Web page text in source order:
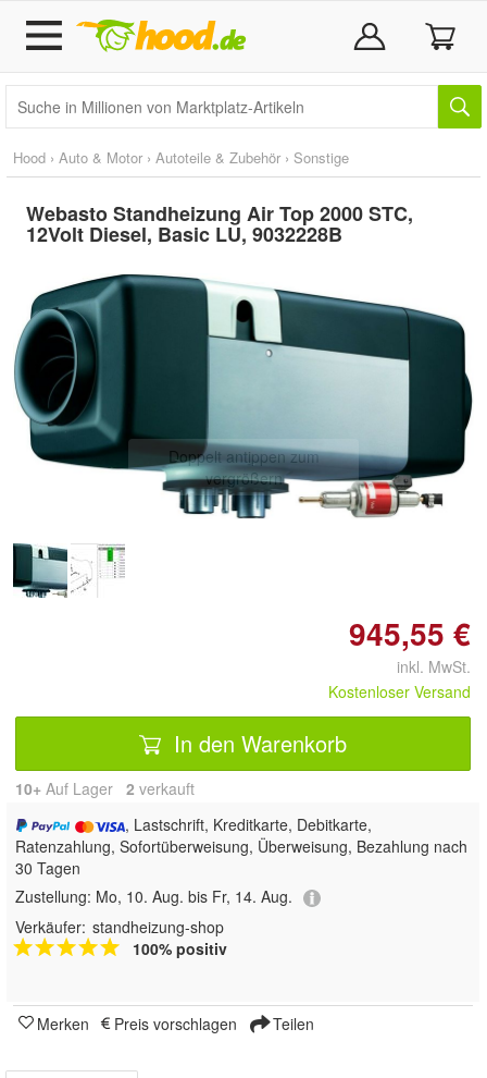
Hood › Auto & Motor › Autoteile & Zubehör › Sonstige
Webasto Standheizung Air Top 2000 STC,
12Volt Diesel, Basic LU, 9032228B
Doppelt antippen zum
vergrößern
945,55 €
inkl. MwSt.
Kostenloser Versand
In den Warenkorb
10+ Auf Lager 2 verkauft
, Lastschrift, Kreditkarte, Debitkarte,
Ratenzahlung, Sofortüberweisung, Überweisung, Bezahlung nach
30 Tagen
Zustellung: Mo, 10. Aug. bis Fr, 14. Aug.
Verkäufer: standheizung-shop
100% positiv
Merken Preis vorschlagen Teilen